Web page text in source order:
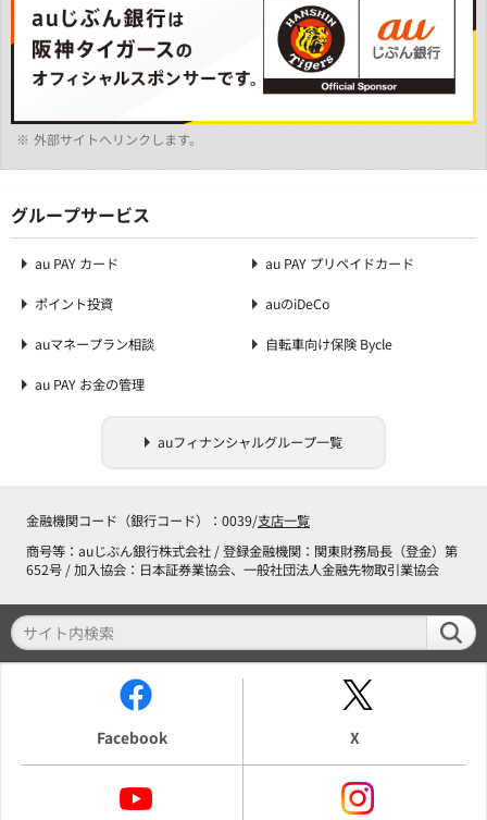
※ 外部サイトへリンクします。
グループサービス
au PAY カード au PAY プリペイドカード
ポイント投資 auのiDeCo
auマネープラン相談 自転車向け保険 Bycle
au PAY お金の管理
auフィナンシャルグループ一覧
金融機関コード（銀行コード）：0039/支店一覧
商号等：auじぶん銀行株式会社 / 登録金融機関：関東財務局長（登金）第
652号 / 加入協会：日本証券業協会、一般社団法人金融先物取引業協会
Facebook X